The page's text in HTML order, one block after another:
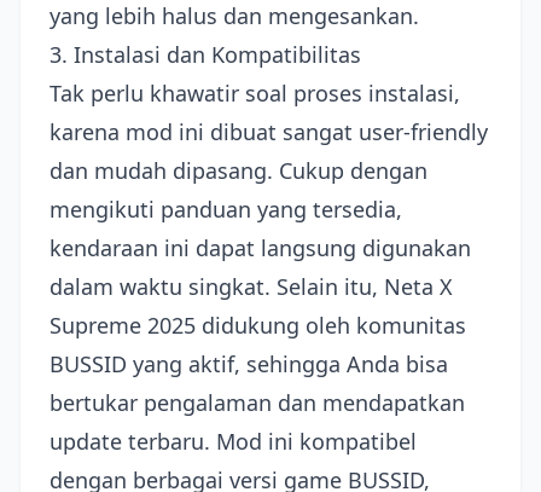
yang lebih halus dan mengesankan.
3. Instalasi dan Kompatibilitas
Tak perlu khawatir soal proses instalasi,
karena mod ini dibuat sangat user-friendly
dan mudah dipasang. Cukup dengan
mengikuti panduan yang tersedia,
kendaraan ini dapat langsung digunakan
dalam waktu singkat. Selain itu, Neta X
Supreme 2025 didukung oleh komunitas
BUSSID yang aktif, sehingga Anda bisa
bertukar pengalaman dan mendapatkan
update terbaru. Mod ini kompatibel
dengan berbagai versi game BUSSID,